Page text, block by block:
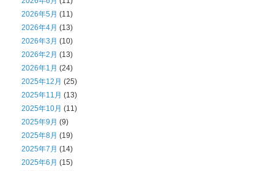
2026年5月 (11)
2026年4月 (13)
2026年3月 (10)
2026年2月 (13)
2026年1月 (24)
2025年12月 (25)
2025年11月 (13)
2025年10月 (11)
2025年9月 (9)
2025年8月 (19)
2025年7月 (14)
2025年6月 (15)